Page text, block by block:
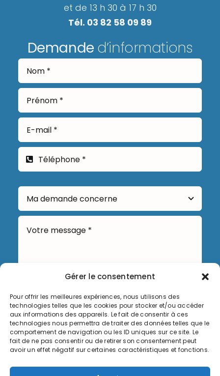
Gérer le consentement
Pour offrir les meilleures expériences, nous utilisons des
technologies telles que les cookies pour stocker et/ou accéder
aux informations des appareils. Le fait de consentir à ces
technologies nous permettra de traiter des données telles que le
comportement de navigation ou les ID uniques sur ce site. Le
fait de ne pas consentir ou de retirer son consentement peut
avoir un effet négatif sur certaines caractéristiques et fonctions.
et de 13 h 30 à 17 h 30
Tél. 03 82 58 09 89
Demande d’informations
Envoyer
Informations légales